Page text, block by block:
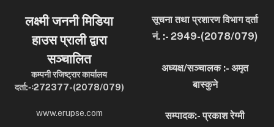
लक्ष्मी जननी मिडिया
हाउस प्राली द्वारा
सञ्चालित
कम्पनी रजिष्ट्रार कार्यालय
दर्ता:-ः272377-(2078/079)
www.erupse.com
सूचना तथा प्रशारण विभाग दर्ता
नं. :- 2949-(2078/079)
अध्यक्ष/सञ्चालक :- अमृत
बास्कुने
सम्पादक:- प्रकाश रेग्मी